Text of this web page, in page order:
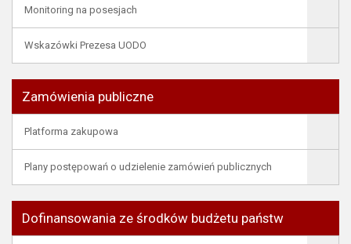
Monitoring na posesjach
Wskazówki Prezesa UODO
Zamówienia publiczne
Platforma zakupowa
Plany postępowań o udzielenie zamówień publicznych
Dofinansowania ze środków budżetu państw